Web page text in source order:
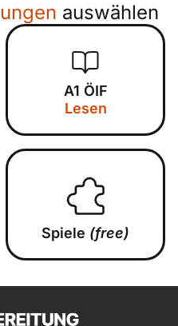
auswählen
A1 ÖIF
Lesen
Spiele (free)